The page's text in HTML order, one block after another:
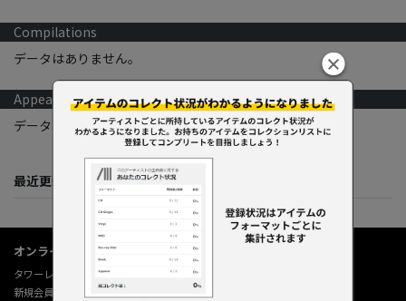
Compilations
データはありません。
Appearances
データはありません。
最近更新してくれた人たち
オンラインショップ情報
タワーレコード オンライン
新規会員登録